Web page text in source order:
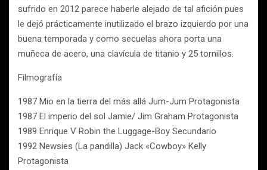
sufrido en 2012 parece haberle alejado de tal afición pues
le dejó prácticamente inutilizado el brazo izquierdo por una
buena temporada y como secuelas ahora porta una
muñeca de acero, una clavícula de titanio y 25 tornillos.
Filmografía
1987 Mio en la tierra del más allá Jum-Jum Protagonista
1987 El imperio del sol Jamie/ Jim Graham Protagonista
1989 Enrique V Robin the Luggage-Boy Secundario
1992 Newsies (La pandilla) Jack «Cowboy» Kelly
Protagonista